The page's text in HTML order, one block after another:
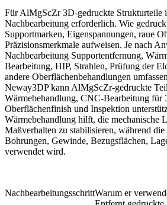
Für AlMgScZr 3D-gedruckte Strukturteile
Nachbearbeitung erforderlich. Wie
Supportmarken, Eigenspannungen, raue
Präzisionsmerkmale aufweisen. Je nach
Nachbearbeitung Supportentfernung,
Bearbeitung, HIP, Strahlen, Prüfung der
andere Oberflächenbehandlungen
Neway3DP kann AlMgScZr-gedruckte
Wärmebehandlung, CNC-Bearbeitung für
Oberflächenfinish und Inspektion
Wärmebehandlung hilft, die mechanische
Maßverhalten zu stabilisieren, während
Bohrungen, Gewinde, Bezugsflächen,
verwendet wird.
NachbearbeitungsschrittWarum er